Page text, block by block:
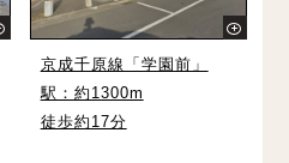
京成千原線「学園前」
駅：約1300m
徒歩約17分